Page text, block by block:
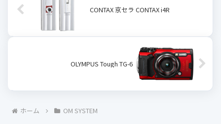
CONTAX 京セラ CONTAX i4R
OLYMPUS Tough TG-6
ホーム OM SYSTEM